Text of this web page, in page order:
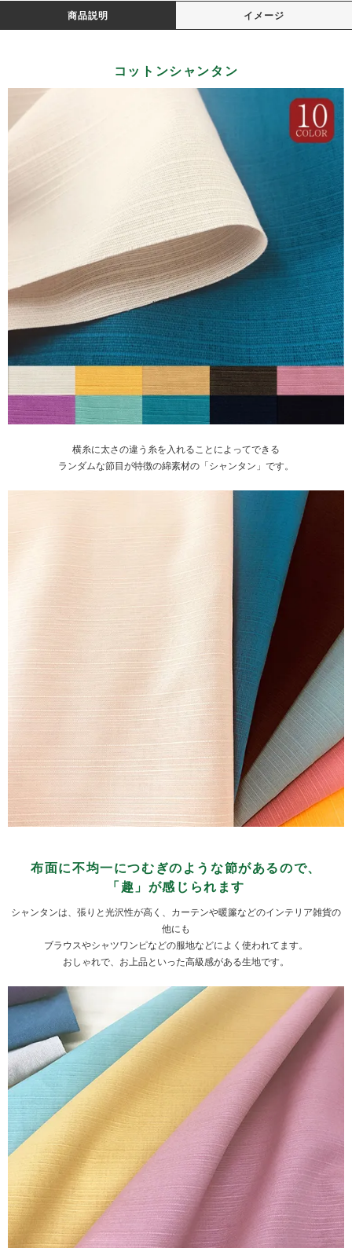
商品説明 イメージ
コットンシャンタン
横糸に太さの違う糸を入れることによってできる
ランダムな節目が特徴の綿素材の「シャンタン」です。
布面に不均一につむぎのような節があるので、
「趣」が感じられます
シャンタンは、張りと光沢性が高く、カーテンや暖簾などのインテリア雑貨の
他にも
ブラウスやシャツワンピなどの服地などによく使われてます。
おしゃれで、お上品といった高級感がある生地です。